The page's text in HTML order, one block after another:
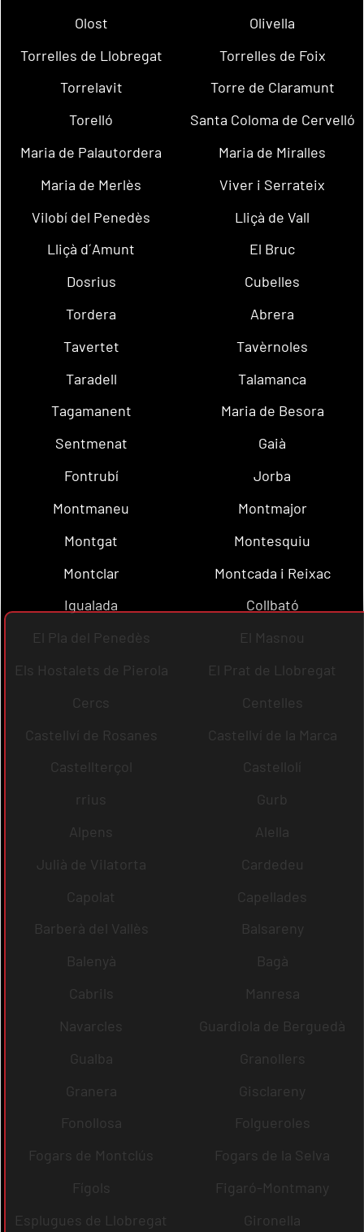
Olost
Olivella
Torrelles de Llobregat
Torrelles de Foix
Torrelavit
Torre de Claramunt
Torelló
Santa Coloma de Cervelló
Maria de Palautordera
Maria de Miralles
Maria de Merlès
Viver i Serrateix
Vilobí del Penedès
Lliçà de Vall
Lliçà d´Amunt
El Bruc
Dosrius
Cubelles
Tordera
Abrera
Tavertet
Tavèrnoles
Taradell
Talamanca
Tagamanent
Maria de Besora
Sentmenat
Gaià
Fontrubí
Jorba
Montmaneu
Montmajor
Montgat
Montesquiu
Montclar
Montcada i Reixac
Igualada
Collbató
El Pla del Penedès
El Masnou
Els Hostalets de Pierola
El Prat de Llobregat
Cercs
Centelles
Castellví de Rosanes
Castellví de la Marca
Castellterçol
Castellolí
rrius
Gurb
Alpens
Alella
Julià de Vilatorta
Cardedeu
Capolat
Capellades
Barberà del Vallès
Balsareny
Balenyà
Bagà
Cabrils
Manresa
Navarcles
Guardiola de Berguedà
Gualba
Granollers
Granera
Gisclareny
Fonollosa
Folgueroles
Fogars de Montclús
Fogars de la Selva
Fígols
Figaró-Montmany
Esplugues de Llobregat
Gironella